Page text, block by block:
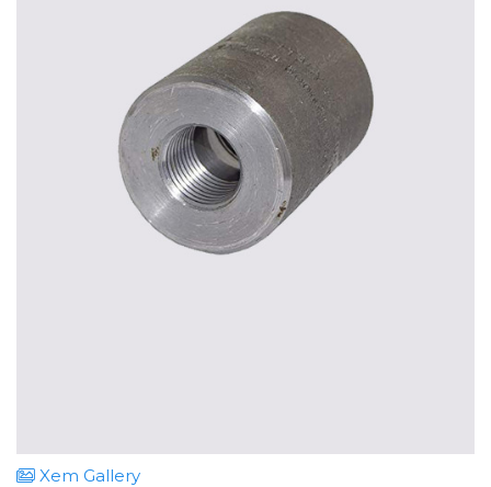
Xem Gallery